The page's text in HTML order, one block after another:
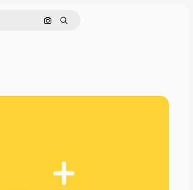
Cerca per immagine
Ricerca